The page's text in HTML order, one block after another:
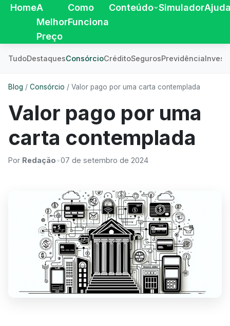
HomeA
Melhor
Preço
Como
Funciona
Conteúdo Simulador
TudoDestaquesConsórcioCréditoSegurosPrevidência
Blog / Consórcio / Valor pago por uma carta contemplada
Valor pago por uma
carta contemplada
Por Redação•07 de setembro de 2024